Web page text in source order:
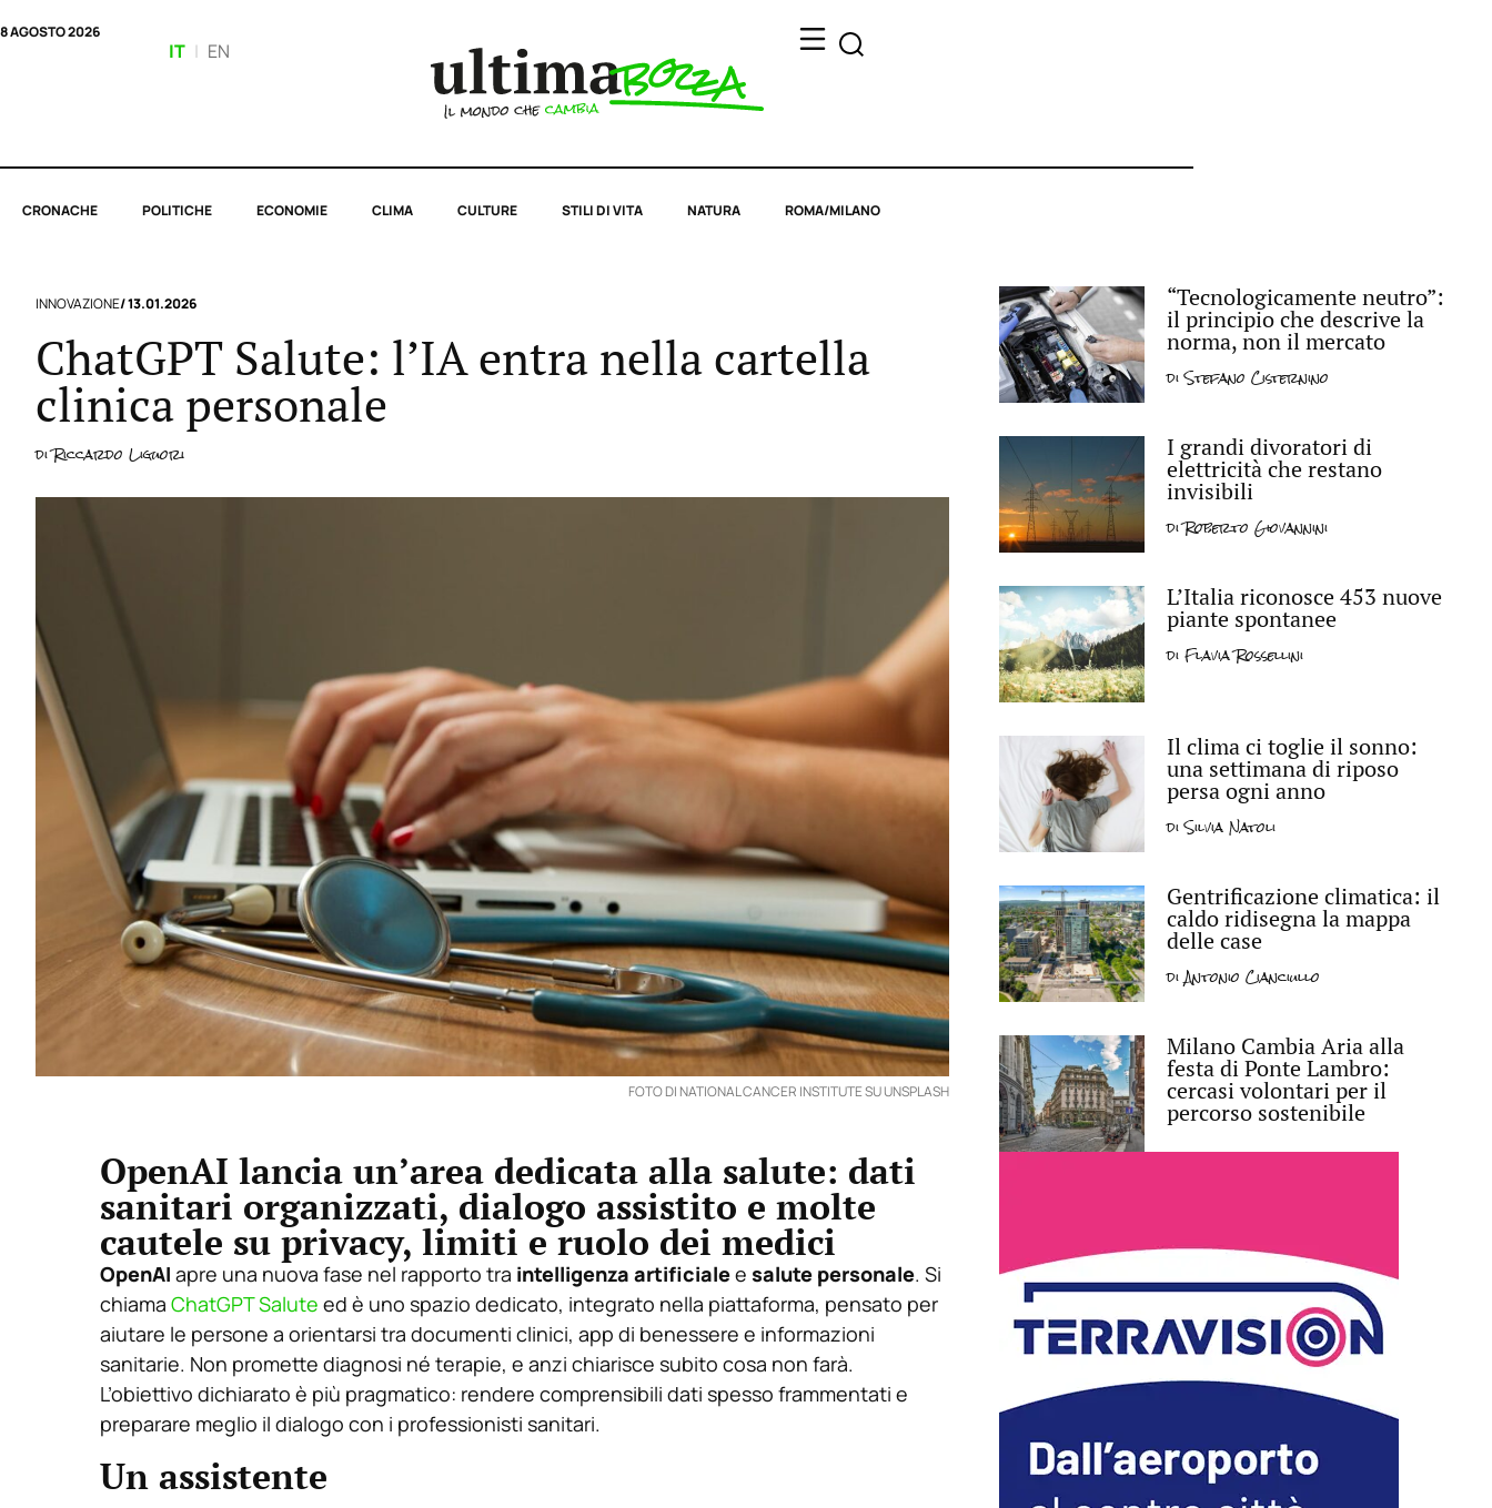
8 AGOSTO 2026
IT | EN
CRONACHE POLITICHE ECONOMIE CLIMA CULTURE STILI DI VITA NATURA ROMA/MILANO
INNOVAZIONE/ 13.01.2026
ChatGPT Salute: l’IA entra nella cartella
clinica personale
diRiccardo Liguori
FOTO DI NATIONAL CANCER INSTITUTE SU UNSPLASH
OpenAI lancia un’area dedicata alla salute: dati
sanitari organizzati, dialogo assistito e molte
cautele su privacy, limiti e ruolo dei medici
OpenAI apre una nuova fase nel rapporto tra intelligenza artificialee salute personale. Si
chiama ChatGPT Salute ed è uno spazio dedicato, integrato nella piattaforma, pensato per
aiutare le persone a orientarsi tra documenti clinici, app di benessere e informazioni
sanitarie. Non promette diagnosi né terapie, e anzi chiarisce subito cosa non farà.
L’obiettivo dichiarato è più pragmatico: rendere comprensibili dati spesso frammentati e
preparare meglio il dialogo con i professionisti sanitari.
Un assistente
“Tecnologicamente neutro”:
il principio che descrive la
norma, non il mercato
diStefano Cisternino
I grandi divoratori di
elettricità che restano
invisibili
diRoberto Giovannini
L’Italia riconosce 453 nuove
piante spontanee
diFlavia Rossellini
Il clima ci toglie il sonno:
una settimana di riposo
persa ogni anno
diSilvia Natoli
Gentrificazione climatica: il
caldo ridisegna la mappa
delle case
diAntonio Cianciullo
Milano Cambia Aria alla
festa di Ponte Lambro:
cercasi volontari per il
percorso sostenibile